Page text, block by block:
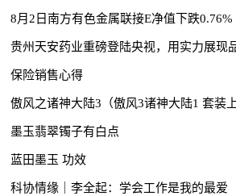
8月2日南方有色金属联接E净值下跌0.76%
贵州天安药业重磅登陆央视，用实力展现
保险销售心得
傲风之诸神大陆3（傲风3诸神大陆1 套装上
墨玉翡翠镯子有白点
蓝田墨玉 功效
科协情缘｜李全起：学会工作是我的最爱